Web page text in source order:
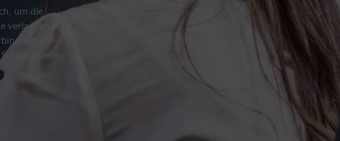
um die
verlangen.
von
gleichzeitig